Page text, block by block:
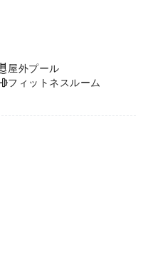
屋外プール
フィットネスルーム